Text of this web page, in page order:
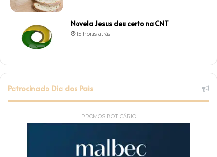
Novela Jesus deu certo na CNT
15 horas atrás
Patrocinado Dia dos Pais
PROMOS BOTICÁRIO